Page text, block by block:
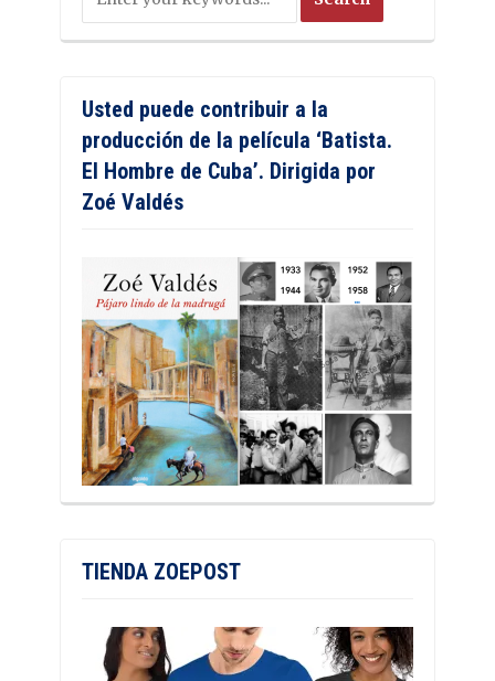
Usted puede contribuir a la
producción de la película ‘Batista.
El Hombre de Cuba’. Dirigida por
Zoé Valdés
TIENDA ZOEPOST